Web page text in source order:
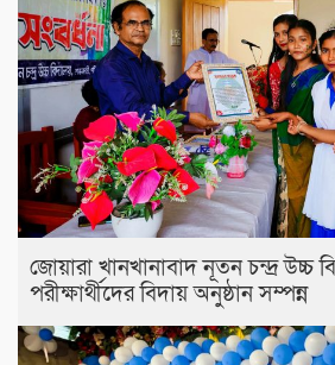
জোয়ারা খানখানাবাদ নূতন চন্দ্র উচ্চ
পরীক্ষার্থীদের বিদায় অনুষ্ঠান সম্পন্ন